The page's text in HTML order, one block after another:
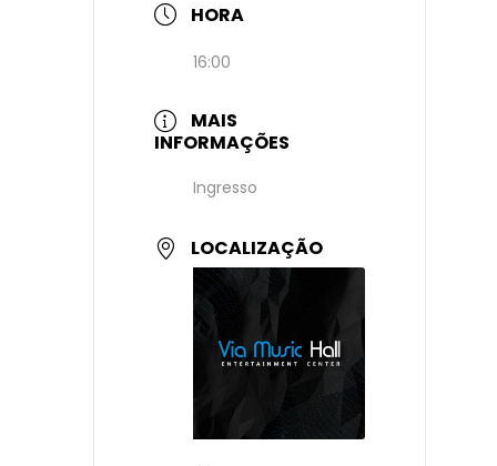
HORA
16:00
MAIS
INFORMAÇÕES
Ingresso
LOCALIZAÇÃO